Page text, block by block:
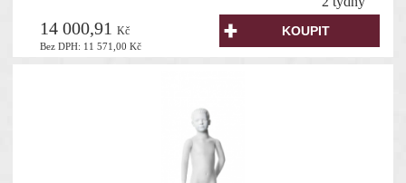
Bez DPH: 11 571,00Kč
14 000,91Kč